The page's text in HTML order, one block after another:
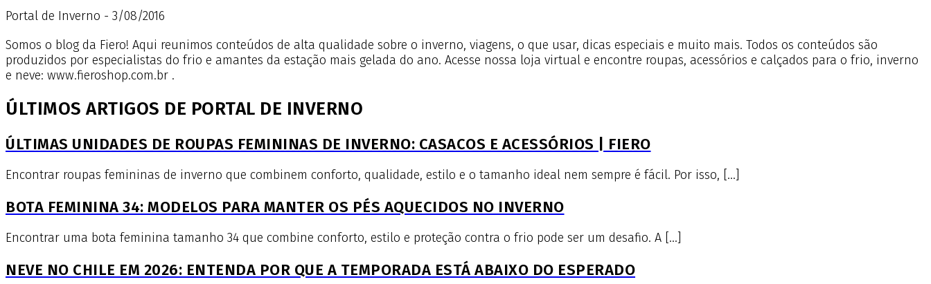
Portal de Inverno - 3/08/2016
Somos o blog da Fiero! Aqui reunimos conteúdos de alta qualidade sobre o inverno, viagens, o que usar, dicas especiais e muito mais. Todos os conteúdos são
produzidos por especialistas do frio e amantes da estação mais gelada do ano. Acesse nossa loja virtual e encontre roupas, acessórios e calçados para o frio, inverno
e neve: www.fieroshop.com.br .
ÚLTIMOS ARTIGOS DE PORTAL DE INVERNO
ÚLTIMAS UNIDADES DE ROUPAS FEMININAS DE INVERNO: CASACOS E ACESSÓRIOS | FIERO
Encontrar roupas femininas de inverno que combinem conforto, qualidade, estilo e o tamanho ideal nem sempre é fácil. Por isso, […]
BOTA FEMININA 34: MODELOS PARA MANTER OS PÉS AQUECIDOS NO INVERNO
Encontrar uma bota feminina tamanho 34 que combine conforto, estilo e proteção contra o frio pode ser um desafio. A […]
NEVE NO CHILE EM 2026: ENTENDA POR QUE A TEMPORADA ESTÁ ABAIXO DO ESPERADO